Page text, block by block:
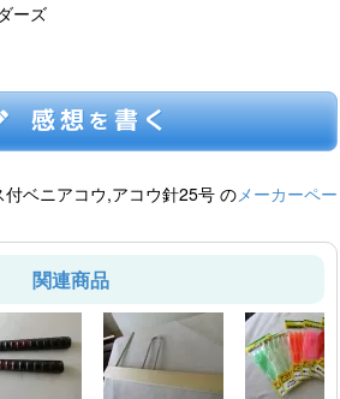
ーズ
感想を書く
ベニアコウ,アコウ針25号 のメーカーペー
関連商品